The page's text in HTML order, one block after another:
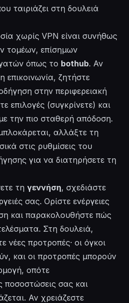
ταιριάζει στη δουλειά
χωρίς VPN είναι συνήθως
τομέων, επίσημων
όπως το bothub. Αν
επικοινωνία, ζητήστε
στην περιφερειακή
επιλογές (συγκρίνετε) και
την πιο σταθερή απόδοση.
αλλάξτε τη
στις ρυθμίσεις του
για να διατηρήσετε τη
τη γεννήση, σχεδιάστε
σας. Ορίστε ενέργειες
και παρακολουθήστε πώς
Στη δουλειά,
νέες προτροπές· οι όγκοι
και οι προτροπές μπορούν
οπότε
ποσοστώσεις σας και
Αν χρειάζεστε